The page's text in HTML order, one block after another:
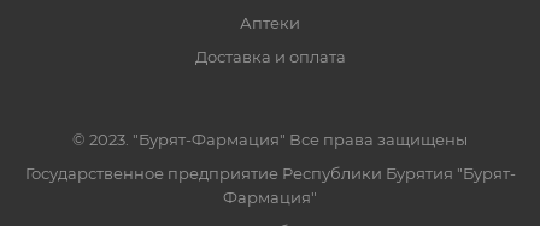
Аптеки
Доставка и оплата
© 2023. "Бурят-Фармация" Все права защищены
Государственное предприятие Республики Бурятия "Бурят-
Фармация"